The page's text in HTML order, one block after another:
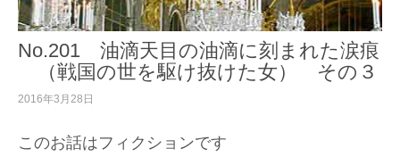
バ
ッ
ク
ナ
バ
お
No.201 油滴天目の油滴に刻まれた涙痕
（戦国の世を駆け抜けた女） その３
2016年3月28日
このお話はフィクションです